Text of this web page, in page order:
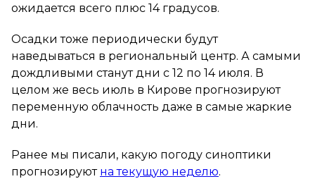
ожидается всего плюс 14 градусов.
Осадки тоже периодически будут
наведываться в региональный центр. А самыми
дождливыми станут дни с 12 по 14 июля. В
целом же весь июль в Кирове прогнозируют
переменную облачность даже в самые жаркие
дни.
Ранее мы писали, какую погоду синоптики
прогнозируют на текущую неделю.